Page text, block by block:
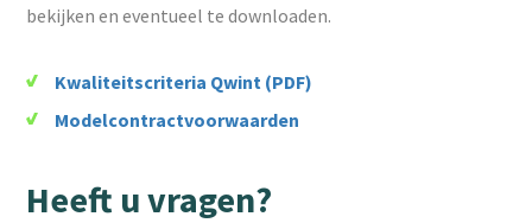
bekijken en eventueel te downloaden.
Kwaliteitscriteria Qwint (PDF)
Modelcontractvoorwaarden
Heeft u vragen?